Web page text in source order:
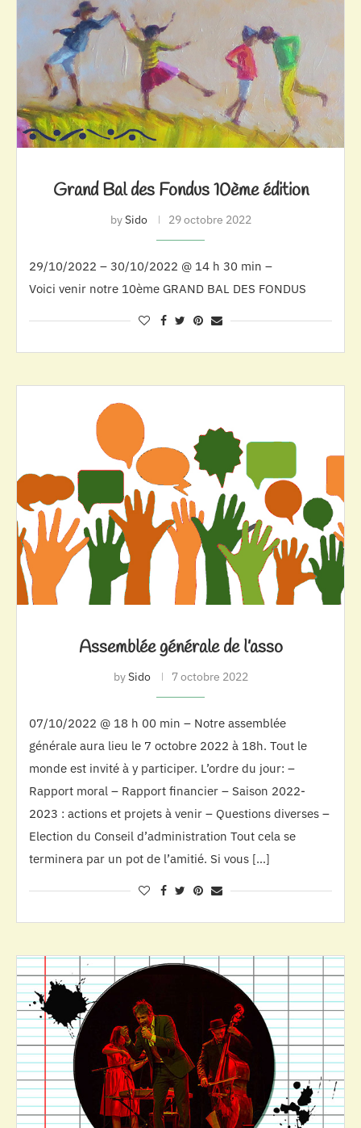
Grand Bal des Fondus 10ème édition
bySido 29 octobre 2022
29/10/2022 – 30/10/2022 @ 14 h 30 min –
Voici venir notre 10ème GRAND BAL DES FONDUS
Assemblée générale de l’asso
bySido 7 octobre 2022
07/10/2022 @ 18 h 00 min – Notre assemblée
générale aura lieu le 7 octobre 2022 à 18h. Tout le
monde est invité à y participer. L’ordre du jour: –
Rapport moral – Rapport financier – Saison 2022-
2023 : actions et projets à venir – Questions diverses –
Election du Conseil d’administration Tout cela se
terminera par un pot de l’amitié. Si vous […]